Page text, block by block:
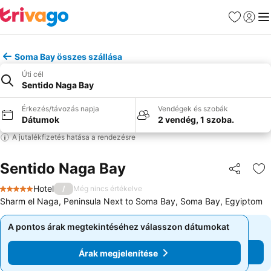
Kedvencek
Soma Bay összes szállása
Úti cél
Sentido Naga Bay
Érkezés/távozás napja
Dátumok
Vendégek és szobák
2 vendég, 1 szoba.
A jutalékfizetés hatása a rendezésre
Sentido Naga Bay
5 Kategória
Hotel / Még nincs értékelve
Sharm el Naga, Peninsula Next to Soma Bay, Soma Bay, Egyiptom
A pontos árak megtekintéséhez válasszon dátumokat
Árak megjelenítése
A pontos árak megtekintéséhez válasszon dátumokat
Árak megjelenítése